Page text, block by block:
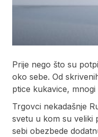
Prije nego što su
oko sebe. Od
ptice kukavice,
Trgovci nekadašnje
svetu u kom su veliki
sebi obezbede